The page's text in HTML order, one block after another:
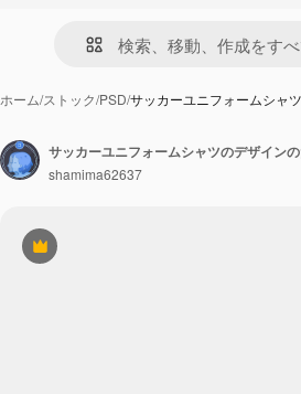
ホーム/ストック/PSD/サッカーユニフォームシャ
Premium
サッカーユニフォームシャツのデザイン
shamima62637